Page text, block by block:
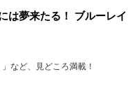
は夢来たる！ ブルーレイ
など、見どころ満載！